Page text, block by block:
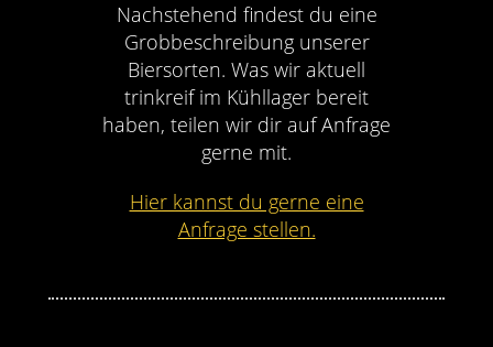
Nachstehend findest du eine
Grobbeschreibung unserer
Biersorten. Was wir aktuell
trinkreif im Kühllager bereit
haben, teilen wir dir auf Anfrage
gerne mit.
Hier kannst du gerne eine
Anfrage stellen.